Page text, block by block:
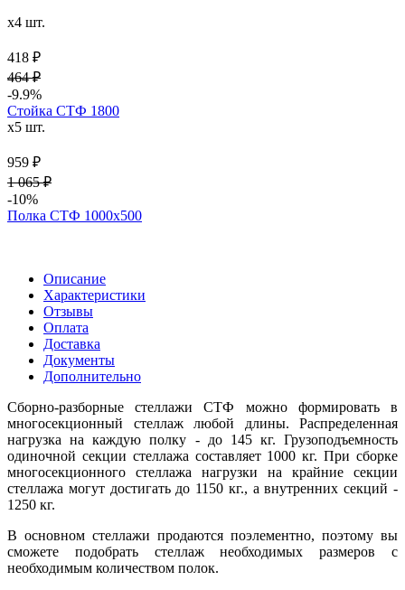
x4 шт.
418 ₽
464 ₽
-9.9%
Стойка СТФ 1800
x5 шт.
959 ₽
1 065 ₽
-10%
Полка СТФ 1000х500
Описание
Характеристики
Отзывы
Оплата
Доставка
Документы
Дополнительно
Сборно-разборные стеллажи СТФ можно формировать в
многосекционный стеллаж любой длины. Распределенная
нагрузка на каждую полку - до 145 кг. Грузоподъемность
одиночной секции стеллажа составляет 1000 кг. При сборке
многосекционного стеллажа нагрузки на крайние секции
стеллажа могут достигать до 1150 кг., а внутренних секций -
1250 кг.
В основном стеллажи продаются поэлементно, поэтому вы
сможете подобрать стеллаж необходимых размеров с
необходимым количеством полок.